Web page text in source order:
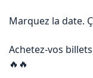
Marquez la date.
Achetez-vos
🔥🔥